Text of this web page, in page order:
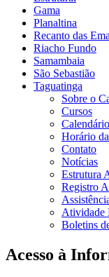
Gama
Planaltina
Recanto das
Riacho Fundo
Samambaia
São Sebastião
Taguatinga
Sobre o
Cursos
Horário
Contato
Notícias
Estrutura
Registro
Atividade
Boletins
Acesso à